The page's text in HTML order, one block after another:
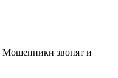
звонят и